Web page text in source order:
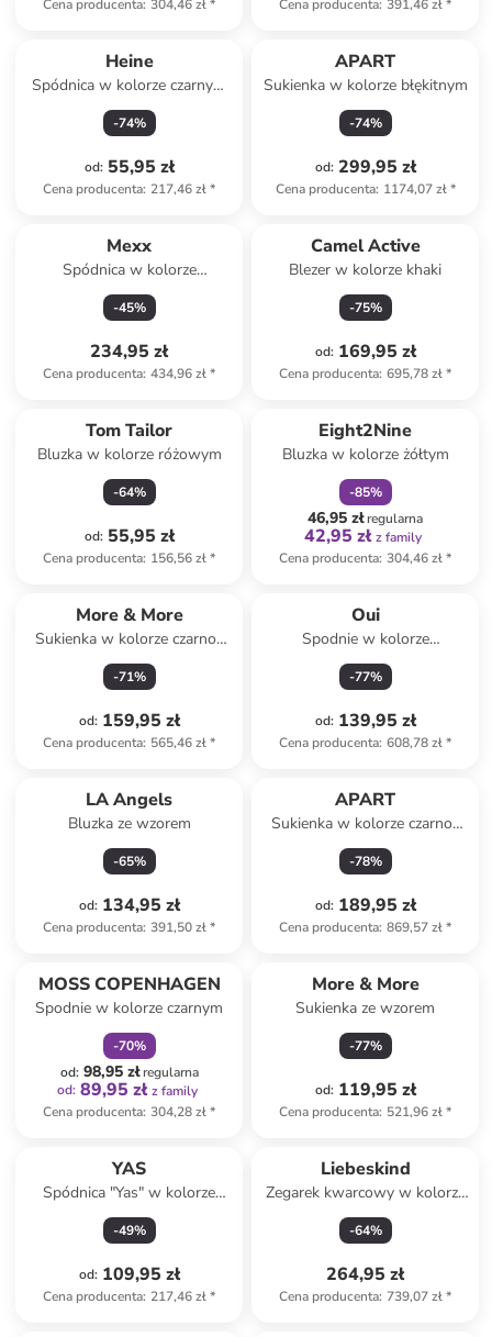
Cena producenta: 304,46 zł* Cena producenta: 391,46 zł*
Heine
Spódnica w kolorze czarnym
ze skóry syntetycznej
-74%
od: 55,95 zł
Cena producenta: 217,46 zł*
APART
Sukienka w kolorze błękitnym
-74%
od: 299,95 zł
Cena producenta: 1174,07 zł*
Mexx
Spódnica w kolorze
bordowym
-45%
234,95 zł
Cena producenta: 434,96 zł*
Camel Active
Blezer w kolorze khaki
-75%
od: 169,95 zł
Cena producenta: 695,78 zł*
Tom Tailor
Bluzka w kolorze różowym
-64%
od: 55,95 zł
Cena producenta: 156,56 zł*
Eight2Nine
Bluzka w kolorze żółtym
-85%
46,95 złregularna
42,95 zł z family
Cena producenta: 304,46 zł*
More & More
Sukienka w kolorze czarno-
beżowym
-71%
od: 159,95 zł
Cena producenta: 565,46 zł*
Oui
Spodnie w kolorze
granatowym
-77%
od: 139,95 zł
Cena producenta: 608,78 zł*
LA Angels
Bluzka ze wzorem
-65%
od: 134,95 zł
Cena producenta: 391,50 zł*
APART
Sukienka w kolorze czarno-
fioletowym
-78%
od: 189,95 zł
Cena producenta: 869,57 zł*
MOSS COPENHAGEN
Spodnie w kolorze czarnym
-70%
od: 98,95 złregularna
od: 89,95 zł z family
Cena producenta: 304,28 zł*
More & More
Sukienka ze wzorem
-77%
od: 119,95 zł
Cena producenta: 521,96 zł*
YAS
Spódnica "Yas" w kolorze
szarobrązowym
-49%
od: 109,95 zł
Cena producenta: 217,46 zł*
Liebeskind
Zegarek kwarcowy w kolorze
czarnym
-64%
264,95 zł
Cena producenta: 739,07 zł*